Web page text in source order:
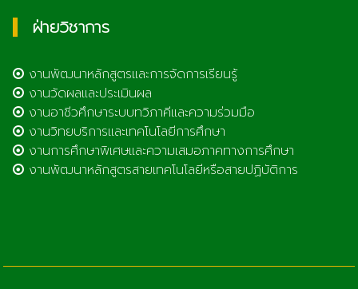
ฝ่ายวิชาการ
งานพัฒนาหลักสูตรและการจัดการเรียนรู้
งานวัดผลและประเมินผล
งานอาชีวศึกษาระบบทวิภาคีและความร่วมมือ
งานวิทยบริการและเทคโนโลยีการศึกษา
งานการศึกษาพิเศษและความเสมอภาคทางการศึกษา
งานพัฒนาหลักสูตรสายเทคโนโลยีหรือสายปฏิบัติการ